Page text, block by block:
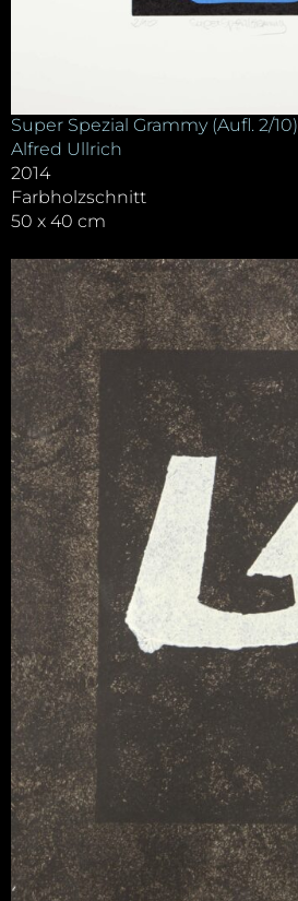
Super Spezial Grammy (Aufl. 2/10)
Alfred Ullrich
2014
Farbholzschnitt
50 x 40 cm